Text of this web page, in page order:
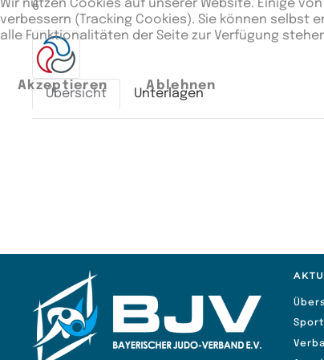
6
Übersicht Unterlagen
Wir nutzen Cookies auf unserer Website. Einige
verbessern (Tracking Cookies). Sie können selbst
alle Funktionalitäten der Seite zur Verfügung
Akzeptieren Ablehnen